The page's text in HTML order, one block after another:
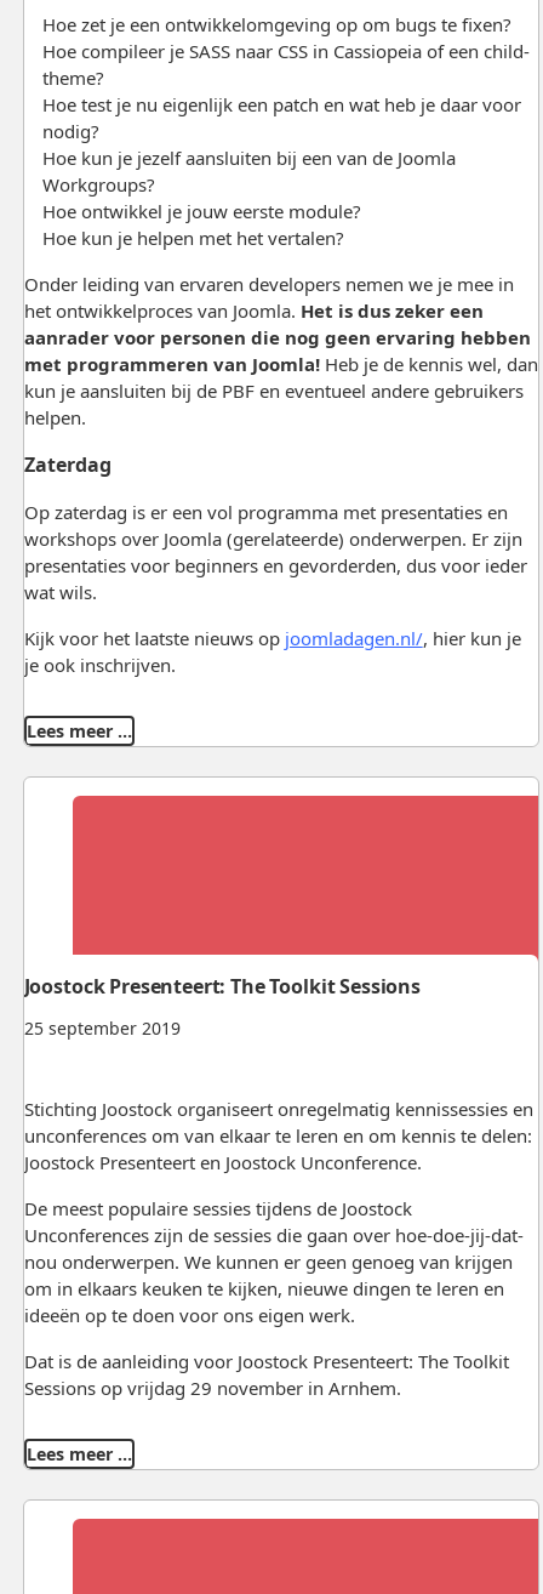
Hoe zet je een ontwikkelomgeving op om bugs te fixen?
Hoe compileer je SASS naar CSS in Cassiopeia of een child-
theme?
Hoe test je nu eigenlijk een patch en wat heb je daar voor
nodig?
Hoe kun je jezelf aansluiten bij een van de Joomla
Workgroups?
Hoe ontwikkel je jouw eerste module?
Hoe kun je helpen met het vertalen?
Onder leiding van ervaren developers nemen we je mee in
het ontwikkelproces van Joomla. Het is dus zeker een
aanrader voor personen die nog geen ervaring hebben
met programmeren van Joomla!Heb je de kennis wel, dan
kun je aansluiten bij de PBF en eventueel andere gebruikers
helpen.
Zaterdag
Op zaterdag is er een vol programma met presentaties en
workshops over Joomla (gerelateerde) onderwerpen. Er zijn
presentaties voor beginners en gevorderden, dus voor ieder
wat wils.
Kijk voor het laatste nieuws op joomladagen.nl/, hier kun je
je ook inschrijven.
Lees meer …
25 september 2019
Joostock Presenteert: The Toolkit Sessions
Stichting Joostock organiseert onregelmatig kennissessies en
unconferences om van elkaar te leren en om kennis te delen:
Joostock Presenteert en Joostock Unconference.
De meest populaire sessies tijdens de Joostock
Unconferences zijn de sessies die gaan over hoe-doe-jij-dat-
nou onderwerpen. We kunnen er geen genoeg van krijgen
om in elkaars keuken te kijken, nieuwe dingen te leren en
ideeën op te doen voor ons eigen werk.
Dat is de aanleiding voor Joostock Presenteert: The Toolkit
Sessions op vrijdag 29 november in Arnhem.
Lees meer …